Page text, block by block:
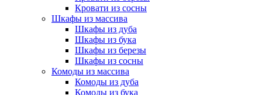
Кровати из сосны
Шкафы из массива
Шкафы из дуба
Шкафы из бука
Шкафы из березы
Шкафы из сосны
Комоды из массива
Комоды из дуба
Комоды из бука